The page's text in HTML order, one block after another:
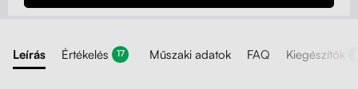
Leírás Értékelés 17 Műszaki adatok FAQ Kiegészítők